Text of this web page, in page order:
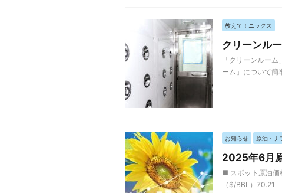
教えて！ニックス
クリーンル
「クリーンルー
ーム」について簡
お知らせ 原油・ナ
2025年6月
■ スポット原油
（$/BBL）70.21